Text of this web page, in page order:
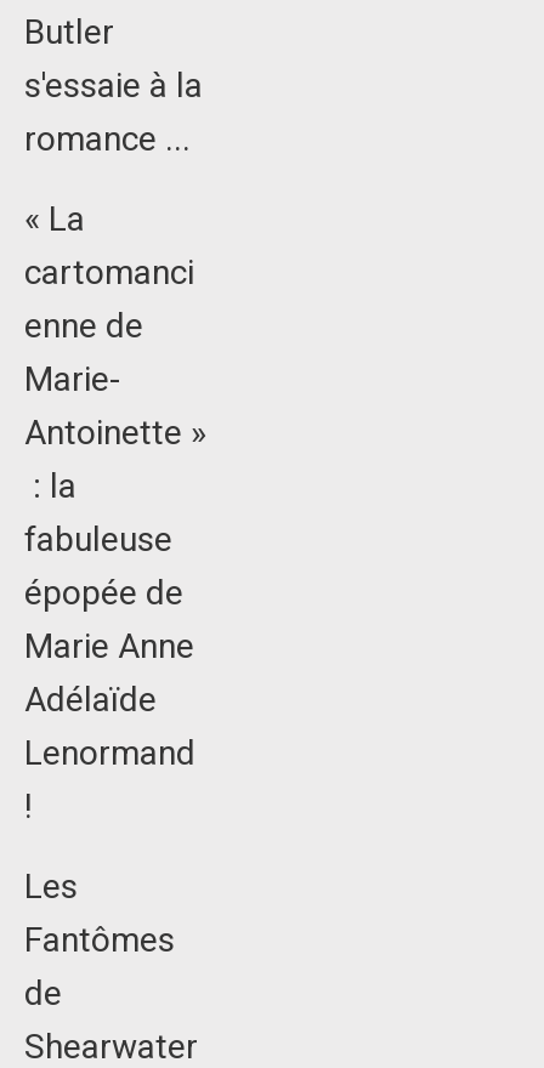
Butler
s'essaie à la
romance ...
« La
cartomanci
enne de
Marie-
Antoinette »
: la
fabuleuse
épopée de
Marie Anne
Adélaïde
Lenormand
!
Les
Fantômes
de
Shearwater